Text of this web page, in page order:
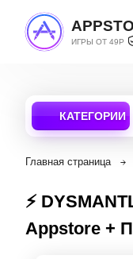
ИГРЫ ОТ 49Р
КАТЕГОРИИ
Главная страница
⚡️
Appstore +